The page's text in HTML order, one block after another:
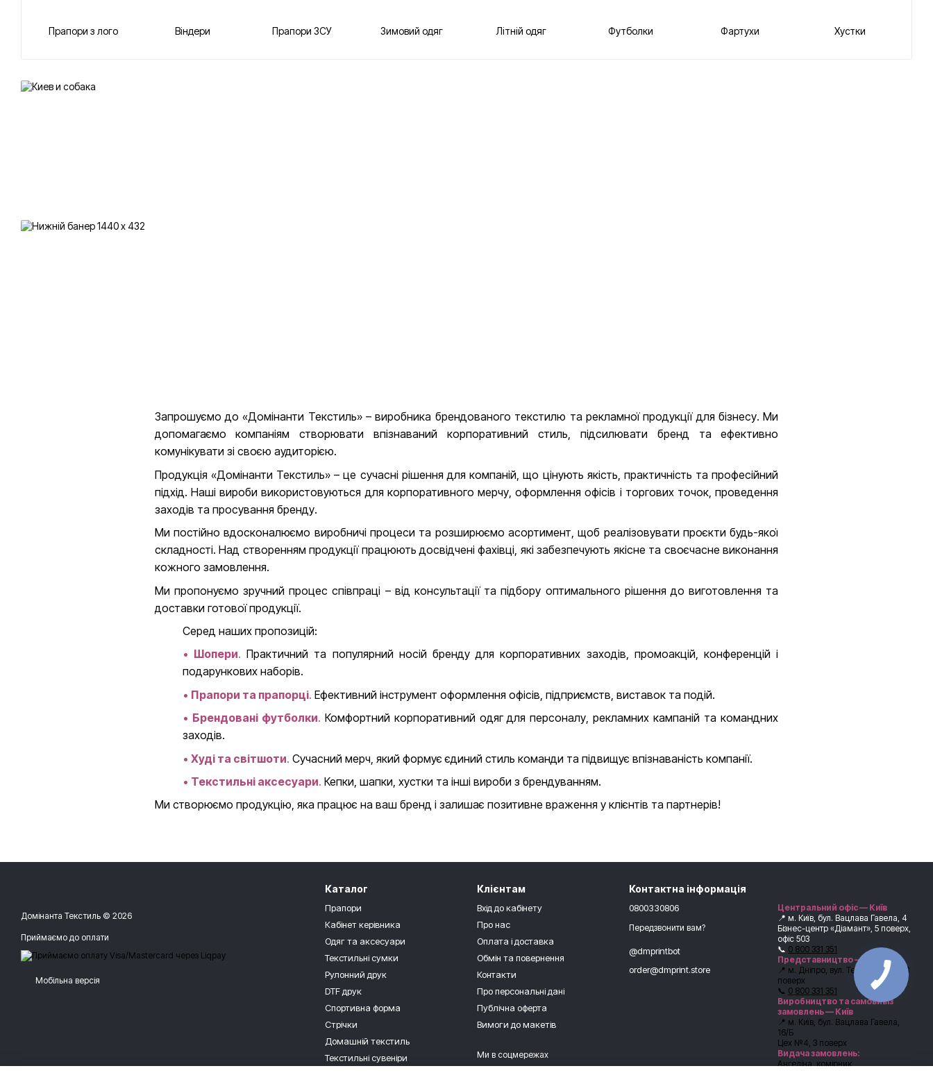
Прапори з лого Віндери Прапори ЗСУ Зимовий одяг Літній одяг Футболки Фартухи Хустки
Запрошуємо до «Домінанти Текстиль» – виробника брендованого текстилю та рекламної продукції для бізнесу. Ми
допомагаємо компаніям створювати впізнаваний корпоративний стиль, підсилювати бренд та ефективно
комунікувати зі своєю аудиторією.
Продукція «Домінанти Текстиль» – це сучасні рішення для компаній, що цінують якість, практичність та професійний
підхід. Наші вироби використовуються для корпоративного мерчу, оформлення офісів і торгових точок, проведення
заходів та просування бренду.
Ми постійно вдосконалюємо виробничі процеси та розширюємо асортимент, щоб реалізовувати проєкти будь-якої
складності. Над створенням продукції працюють досвідчені фахівці, які забезпечують якісне та своєчасне виконання
кожного замовлення.
Ми пропонуємо зручний процес співпраці – від консультації та підбору оптимального рішення до виготовлення та
доставки готової продукції.
Серед наших пропозицій:
• Шопери. Практичний та популярний носій бренду для корпоративних заходів, промоакцій, конференцій і
подарункових наборів.
• Прапори та прапорці. Ефективний інструмент оформлення офісів, підприємств, виставок та подій.
• Брендовані футболки. Комфортний корпоративний одяг для персоналу, рекламних кампаній та командних
заходів.
• Худі та світшоти. Сучасний мерч, який формує єдиний стиль команди та підвищує впізнаваність компанії.
• Текстильні аксесуари. Кепки, шапки, хустки та інші вироби з брендуванням.
Ми створюємо продукцію, яка працює на ваш бренд і залишає позитивне враження у клієнтів та партнерів!
Домінанта Текстиль © 2026
Приймаємо до оплати
Мобільна версія
Каталог
Прапори
Кабінет керівника
Одяг та аксесуари
Текстильні сумки
Рулонний друк
DTF друк
Спортивна форма
Стрічки
Домашній текстиль
Текстильні сувеніри
Клієнтам
Вхід до кабінету
Про нас
Оплата і доставка
Обмін та повернення
Контакти
Про персональні дані
Публічна оферта
Вимоги до макетів
Ми в соцмережах
Контактна інформація
0800330806
Передзвонити вам?
@dmprintbot
order@dmprint.store
Центральний офіс — Київ
📍 м. Київ, бул. Вацлава Гавела, 4
Бізнес-центр «Діамант», 5 поверх,
офіс 503
📞 0 800 331 351
Представництво — Дніпро
📍 м. Дніпро, вул. Театральна, 6, 3
поверх
📞 0 800 331 351
Виробництво та самовивіз
замовлень — Київ
📍 м. Київ, бул. Вацлава Гавела,
16/Б
Цех №4, 3 поверх
Видача замовлень:
Ангеліна, комірник